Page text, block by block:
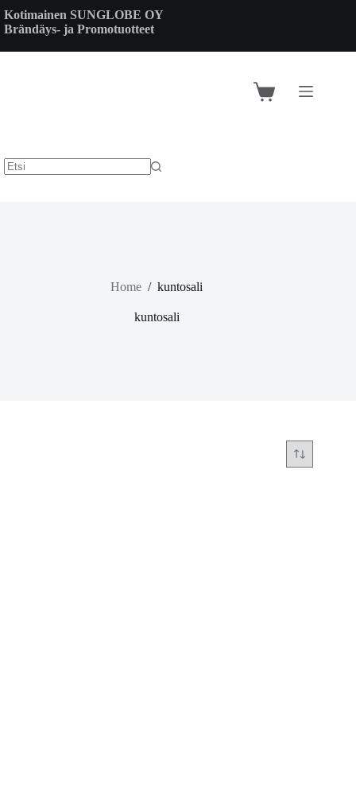
to
content
Kotimainen SUNGLOBE OY
Brändäys- ja Promotuotteet
Shopping
Home / kuntosali
kuntosali